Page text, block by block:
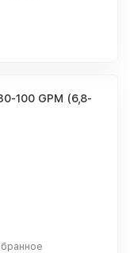
100 GPM (6,8-